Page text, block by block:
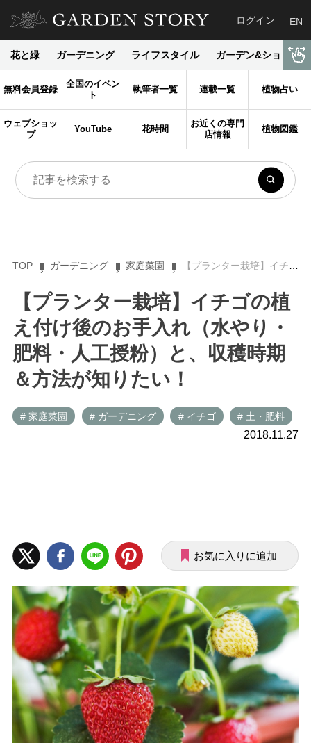
ログイン EN
花と緑 ガーデニング ライフスタイル ガーデン&ショップ
無料会員登録
全国のイベン
ト
執筆者一覧 連載一覧 植物占い
ウェブショッ
プ
YouTube 花時間
お近くの専門
店情報
植物図鑑
TOP ガーデニング 家庭菜園 【プランター栽培】イチゴの植え付け後のお手入れ（水やり・肥料・人工授粉）と、収穫時期＆方法が知りたい！
【プランター栽培】イチゴの植
え付け後のお手入れ（水やり・
肥料・人工授粉）と、収穫時期
＆方法が知りたい！
# 家庭菜園 # ガーデニング # イチゴ # 土・肥料
2018.11.27
お気に入りに追加